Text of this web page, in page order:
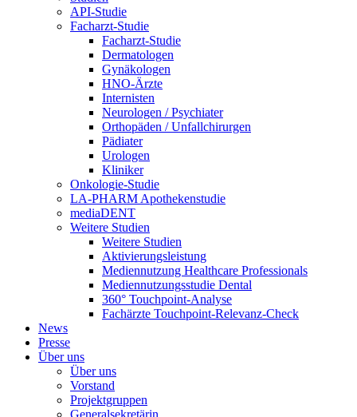
API-Studie
Facharzt-Studie
Facharzt-Studie
Dermatologen
Gynäkologen
HNO-Ärzte
Internisten
Neurologen / Psychiater
Orthopäden / Unfallchirurgen
Pädiater
Urologen
Kliniker
Onkologie-Studie
LA-PHARM Apothekenstudie
mediaDENT
Weitere Studien
Weitere Studien
Aktivierungsleistung
Mediennutzung Healthcare Professionals
Mediennutzungsstudie Dental
360° Touchpoint-Analyse
Fachärzte Touchpoint-Relevanz-Check
News
Presse
Über uns
Über uns
Vorstand
Projektgruppen
Generalsekretärin